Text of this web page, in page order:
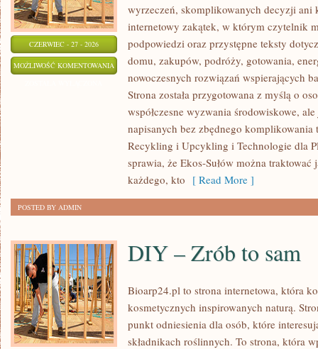
CZERWIEC - 27 - 2026
MOŻLIWOŚĆ KOMENTOWANIA ZRÓWNOWAŻONA
MODA
wyrzeczeń, skomplikowanych decyzji ani
internetowy zakątek, w którym czytelnik
podpowiedzi oraz przystępne teksty
domu, zakupów, podróży, gotowania,
nowoczesnych rozwiązań wspierających
Strona została przygotowana z myślą o
współczesne wyzwania środowiskowe,
napisanych bez zbędnego komplikowania
Recykling i Upcykling i Technologie dla
sprawia, że Ekos-Sułów można
każdego, kto [ Read More ]
POSTED BY ADMIN
DIY – Zrób to sam
Bioarp24.pl to strona internetowa, która
kosmetycznych inspirowanych naturą.
punkt odniesienia dla osób, które
składnikach roślinnych. To strona, która